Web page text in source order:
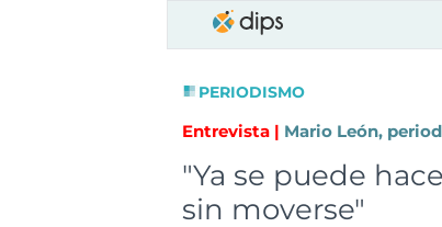
PERIODISMO
Entrevista | Mario León,
"Ya se puede
sin moverse"